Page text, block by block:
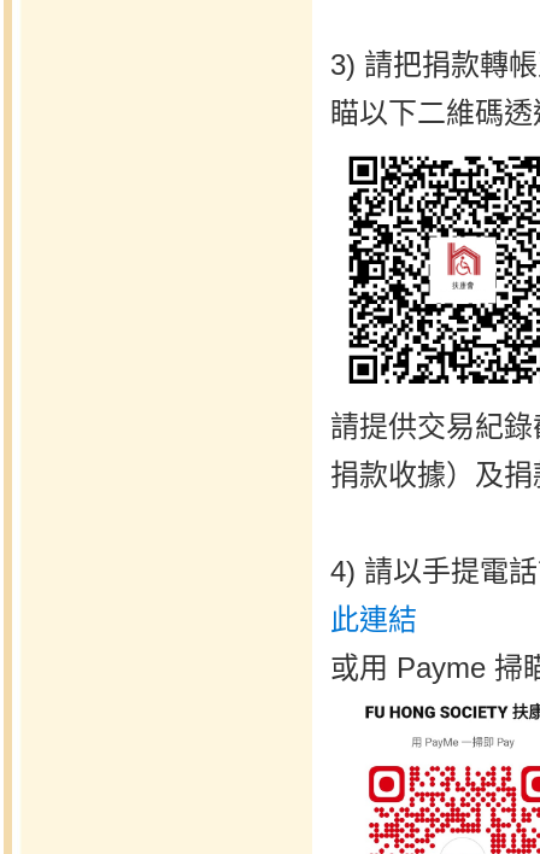
3) 請把捐款轉
瞄以下二維碼
請提供交易紀
捐款收據）及
4) 請以手提電
此連結
或用 Payme 掃